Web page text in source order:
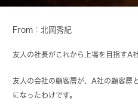
From：北岡秀紀
友人の社長がこれから上場を目指すA
友人の会社の顧客層が、A社の顧客層
になったわけです。